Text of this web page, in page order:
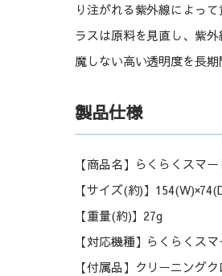
り注がれる紫外線によっ
ラスは原料を見直し、紫
魔しない高い透明度を長期
製品仕様
【商品名】らくらくスマ
【サイズ(約)】
【重量(約)】27g
【対応機種】らくらくス
【付属品】クリーニング